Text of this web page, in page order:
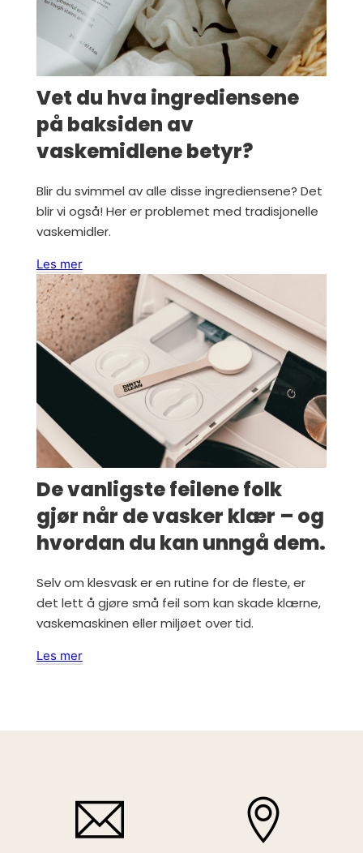
Vet du hva ingrediensene
på baksiden av
vaskemidlene betyr?
Blir du svimmel av alle disse ingrediensene? Det
blir vi også! Her er problemet med tradisjonelle
vaskemidler.
Les mer
De vanligste feilene folk
gjør når de vasker klær – og
hvordan du kan unngå dem.
Selv om klesvask er en rutine for de fleste, er
det lett å gjøre små feil som kan skade klærne,
vaskemaskinen eller miljøet over tid.
Les mer